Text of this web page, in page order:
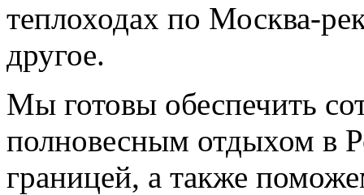
теплоходах по Москва-
другое.
Мы готовы обеспечить
полновесным отдыхом в
границей, а также